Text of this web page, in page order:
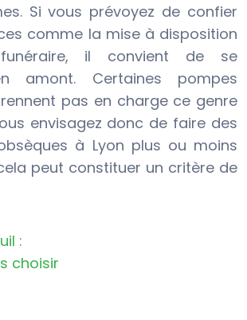
Si vous prévoyez de confier
comme la mise à disposition
il convient de se
amont. Certaines pompes
pas en charge ce genre
envisagez donc de faire des
à Lyon plus ou moins
peut constituer un critère de
:
choisir